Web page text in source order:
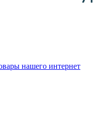
нашего интернет